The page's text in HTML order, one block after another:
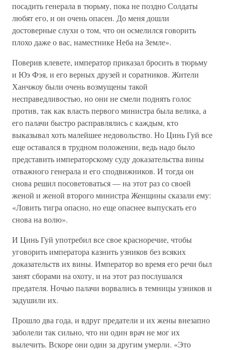
посадить генерала в тюрьму, пока не поздно Солдаты
любят его, и он очень опасен. До меня дошли
достоверные слухи о том, что он осмелился говорить
плохо даже о вас, наместнике Неба на Земле».
Поверив клевете, император приказал бросить в тюрьму
и Юэ Фэя, и его верных друзей и соратников. Жители
Ханчжоу были очень возмущены такой
несправедливостью, но они не смели поднять голос
против, так как власть первого министра была велика, а
его палачи быстро расправлялись с каждым, кто
выказывал хоть малейшее недовольство. Но Цинь Гуй все
еще оставался в трудном положении, ведь надо было
представить императорскому суду доказательства вины
отважного генерала и его сподвижников. И тогда он
снова решил посоветоваться — на этот раз со своей
женой и женой второго министра Женщины сказали ему:
«Ловить тигра опасно, но еще опаснее выпускать его
снова на волю».
И Цинь Гуй употребил все свое красноречие, чтобы
уговорить императора казнить узников без всяких
доказательств их вины. Император во время его речи был
занят сборами на охоту, и на этот раз послушался
предателя. Ночью палачи ворвались в темницы узников и
задушили их.
Прошло два года, и вдруг предатели и их жены внезапно
заболели так сильно, что ни один врач не мог их
вылечить. Вскоре они один за другим умерли. «Это